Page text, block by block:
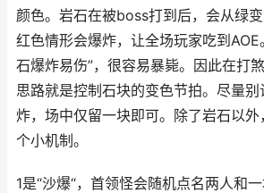
颜色。岩石在被boss打到后，会从绿
红色情形会爆炸，让全场玩家吃到AOE
石爆炸易伤”，很容易暴毙。因此在打
思路就是控制石块的变色节拍。尽量
炸，场中仅留一块即可。除了岩石以
个小机制。
1是“沙爆“，首领怪会随机点名两人和